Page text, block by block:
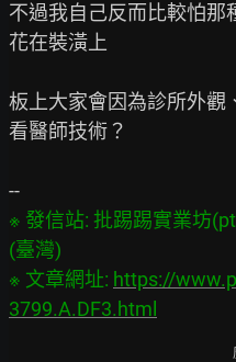
不過我自己反而比較怕那
花在裝潢上
板上大家會因為診所外觀
看醫師技術？
※ 發信站: 批踢踢實業坊
(臺灣)
※ 文章網址: https://
3799.A.DF3.html